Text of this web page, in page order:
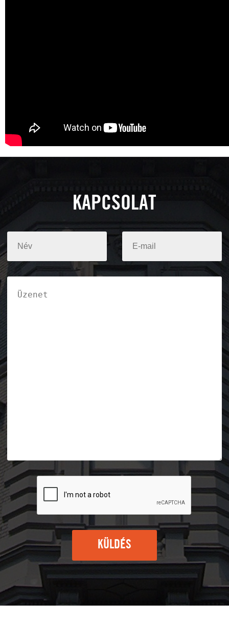
KAPCSOLAT
KÜLDÉS